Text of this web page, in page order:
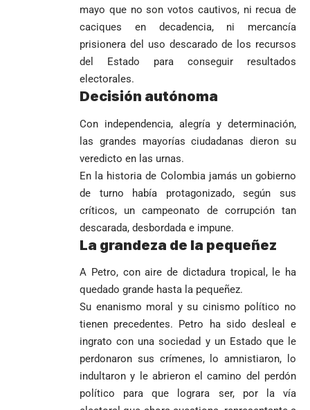
mayo que no son votos cautivos, ni recua de
caciques en decadencia, ni mercancía
prisionera del uso descarado de los recursos
del Estado para conseguir resultados
electorales.
Decisión autónoma
Con independencia, alegría y determinación,
las grandes mayorías ciudadanas dieron su
veredicto en las urnas.
En la historia de Colombia jamás un gobierno
de turno había protagonizado, según sus
críticos, un campeonato de corrupción tan
descarada, desbordada e impune.
La grandeza de la pequeñez
A Petro, con aire de dictadura tropical, le ha
quedado grande hasta la pequeñez.
Su enanismo moral y su cinismo político no
tienen precedentes. Petro ha sido desleal e
ingrato con una sociedad y un Estado que le
perdonaron sus crímenes, lo amnistiaron, lo
indultaron y le abrieron el camino del perdón
político para que lograra ser, por la vía
Medellín
MÁS
Caninos de la
Policía
cocaína
ocultos en
encomienda
hacia Medellín
1
Fico Gutiérrez
denuncia
presiones
para asistir a
evento de
Petro en
Medellín
Tarso revive el
legado del beato
Jesús Aníbal
Gómez a 90 años
de su martirio
El papa León XIV
nombra al padre
Diego Luis Rendón
Urrea como nuevo
obispo de Jericó
MÁS
Gustavo Petro
pide sacar a
Angie
Rodríguez tras
sus denuncias
y la llama
“Gran
Manipuladora”
Iván Cepeda
MÁS
Luis Díaz
desata
polémica y
divide las
redes por su
a Abelardo de
la Espriella
El golazo de
Sidny Lopes
ColumnistasVER
MÁS
La espada que
Petro usó para
Iglesia VER MÁS
Tarso revive el
legado del beato
Jesús Aníbal
Gómez a 90 años
de su martirio
1